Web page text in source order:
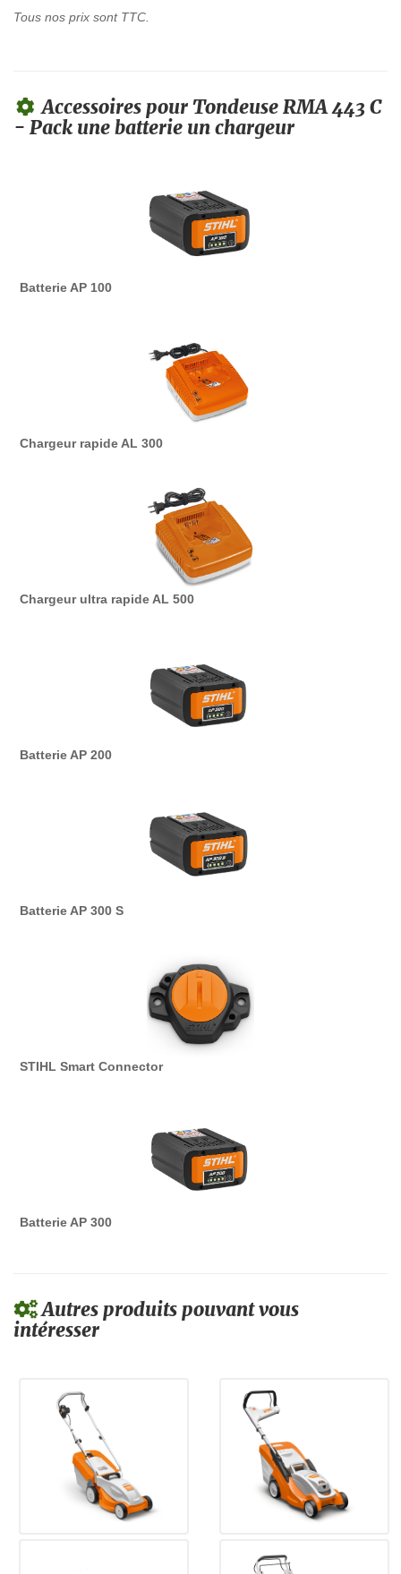
Tous nos prix sont TTC.
Accessoires pour Tondeuse RMA 443 C
- Pack une batterie un chargeur
Batterie AP 100
Chargeur rapide AL 300
Chargeur ultra rapide AL 500
Batterie AP 200
Batterie AP 300 S
STIHL Smart Connector
Batterie AP 300
Autres produits pouvant vous
intéresser